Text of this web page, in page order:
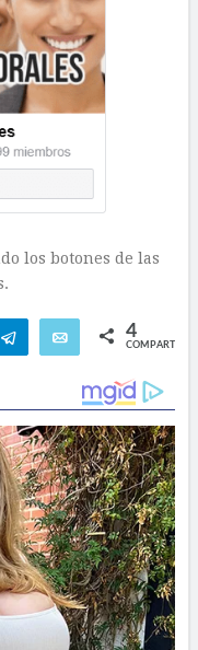
los botones de las
Telegram Email 4
COMPARTIR